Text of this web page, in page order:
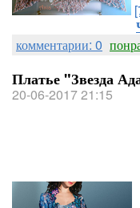
комментарии: 0
Платье "Звезда
20-06-2017 21:15